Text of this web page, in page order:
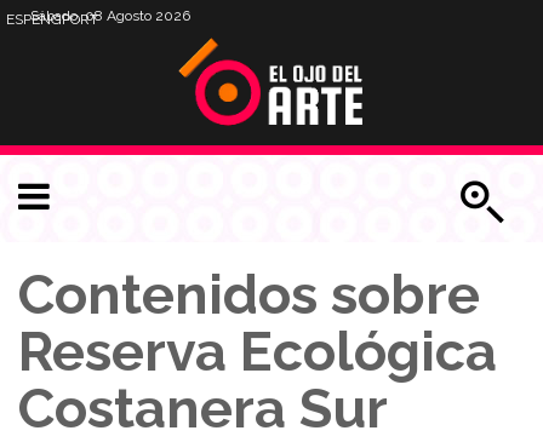
Sábado, 08 Agosto 2026
ESPENGPORT
Contenidos sobre
Reserva Ecológica
Costanera Sur